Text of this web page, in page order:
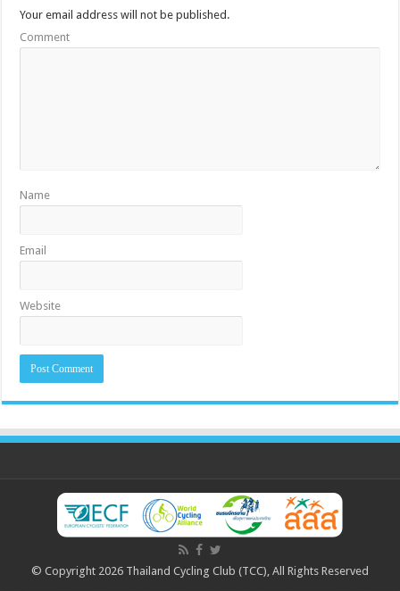
Your email address will not be published.
Comment
Name
Email
Website
© Copyright 2026 Thailand Cycling Club (TCC), All Rights Reserved